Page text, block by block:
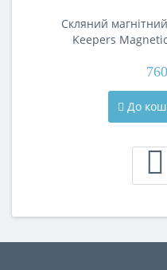
Скляний
Keepers
До